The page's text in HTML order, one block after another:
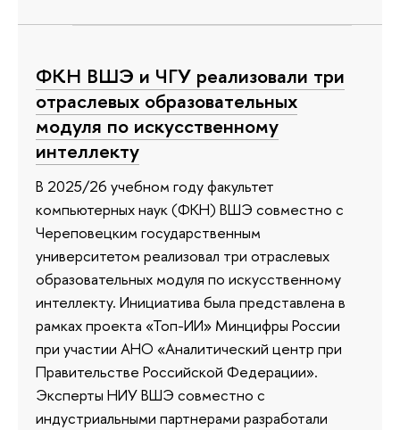
ФКН ВШЭ и ЧГУ реализовали три
отраслевых образовательных
модуля по искусственному
интеллекту
В 2025/26 учебном году факультет
компьютерных наук (ФКН) ВШЭ совместно с
Череповецким государственным
университетом реализовал три отраслевых
образовательных модуля по искусственному
интеллекту. Инициатива была представлена в
рамках проекта «Топ-ИИ» Минцифры России
при участии АНО «Аналитический центр при
Правительстве Российской Федерации».
Эксперты НИУ ВШЭ совместно с
индустриальными партнерами разработали